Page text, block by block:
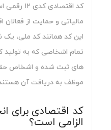
کد
مالیاتی و حمایت از
این کد همانند کد ملی،
تمام اشخاصی که به تولید
های ثبت شده و اشخاص
موظف به دریافت آن
کد اقتصادی برای
الزامی است؟